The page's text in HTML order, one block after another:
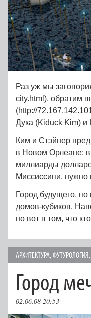
Раз уж мы
city.html), обратим
(http://
Дука (Kiduck Kim) и
Ким и Стэйнер
в Новом Орлеане:
миллиарды
Миссиссипи, нужно
Город будущего, по
домов-кубиков.
но вот в том, что
АРХИТЕКТУРА,ФУТУРОЛОГИЯ,
Город
02.06.08 20:53